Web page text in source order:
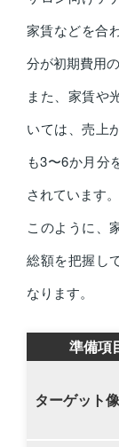
家賃などを合
分が初期費用
また、家賃や
いては、売上
も3〜6か月分
されています。
このように、
総額を把握し
なります。
準備項
ターゲット